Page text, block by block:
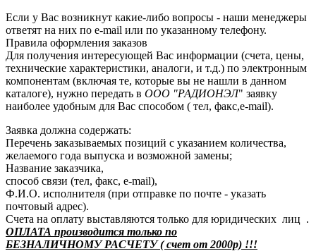
Если у Вас возникнут какие-либо вопросы - наши менеджеры
ответят на них по e-mail или по указанному телефону.
Правила оформления заказов
Для получения интересующей Вас информации (счета, цены,
технические характеристики, аналоги, и т.д.) по электронным
компонентам (включая те, которые вы не нашли в данном
каталоге), нужно передать в ООО "РАДИОНЭЛ" заявку
наиболее удобным для Вас способом ( тел, факс,e-mail).
Заявка должна содержать:
Перечень заказываемых позиций с указанием количества,
желаемого года выпуска и возможной замены;
Название заказчика,
способ связи (тел, факс, e-mail),
Ф.И.О. исполнителя (при отправке по почте - указать
почтовый адрес).
Счета на оплату выставляются только для юридических лиц .
ОПЛАТА производится только по
БЕЗНАЛИЧНОМУ РАСЧЕТУ ( счет от 2000р) !!!